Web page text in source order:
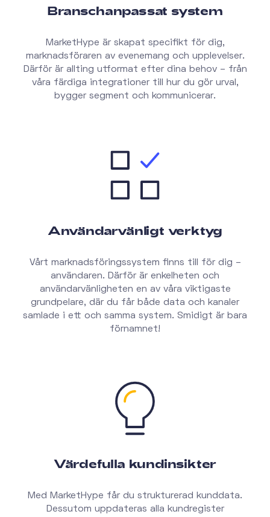
Branschanpassat system
MarketHype är skapat specifikt för dig,
marknadsföraren av evenemang och upplevelser.
Därför är allting utformat efter dina behov – från
våra färdiga integrationer till hur du gör urval,
bygger segment och kommunicerar.
Användarvänligt verktyg
Vårt marknadsföringssystem finns till för dig –
användaren. Därför är enkelheten och
användarvänligheten en av våra viktigaste
grundpelare, där du får både data och kanaler
samlade i ett och samma system. Smidigt är bara
förnamnet!
Värdefulla kundinsikter
Med MarketHype får du strukturerad kunddata.
Dessutom uppdateras alla kundregister